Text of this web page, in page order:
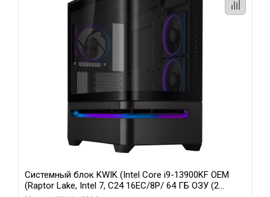
Системный блок KWIK (Intel Core i9-13900KF OEM
(Raptor Lake, Intel 7, C24 16EC/8P/ 64 ГБ ОЗУ (2